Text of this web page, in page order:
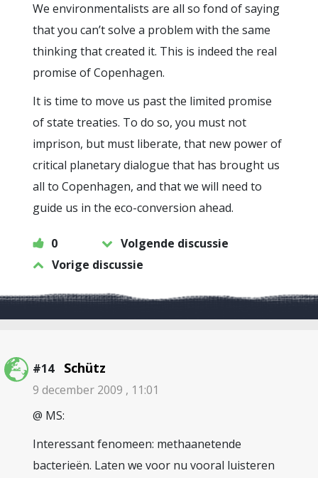
We environmentalists are all so fond of saying
that you can’t solve a problem with the same
thinking that created it. This is indeed the real
promise of Copenhagen.
It is time to move us past the limited promise
of state treaties. To do so, you must not
imprison, but must liberate, that new power of
critical planetary dialogue that has brought us
all to Copenhagen, and that we will need to
guide us in the eco-conversion ahead.
0
Volgende discussie
Vorige discussie
#14 Schütz
9 december 2009 , 11:01
@ MS:
Interessant fenomeen: methaanetende
bacterieën. Laten we voor nu vooral luisteren